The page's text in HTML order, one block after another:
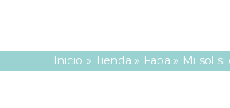
menú
Inicio »Tienda » Faba » Mi sol